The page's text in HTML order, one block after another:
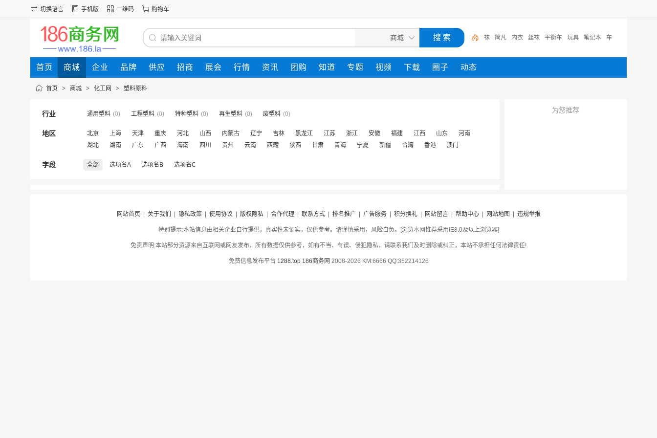
切换语言 手机版 二维码 购物车
袜 简凡 内衣 丝袜 平衡车 玩具 笔记本 车
首页 商城 企业 品牌 供应 招商 展会 行情 资讯 团购 知道 专题 视频 下载 圈子 动态
首页 > 商城 > 化工网 > 塑料原料
行业 通用塑料 (0) 工程塑料 (0) 特种塑料 (0) 再生塑料 (0) 废塑料 (0)
地区 北京 上海 天津 重庆 河北 山西 内蒙古 辽宁 吉林 黑龙江 江苏 浙江 安徽 福建 江西 山东
河南
湖北
湖南 广东 广西 海南 四川 贵州 云南 西藏 陕西 甘肃 青海 宁夏 新疆 台湾 香港 澳门
字段 全部 选项名A 选项名B 选项名C
为您推荐
网站首页 关于我们 隐私政策| 使用协议 版权隐私| 合作代理| 联系方式| 排名推广| 广告服务| 积分换礼| 网站留言| 帮助中心| 网站地图 违规举报
特别提示:本站信息由相关企业自行提供，真实性未证实，仅供参考。请谨慎采用，风险自负。[浏览本网推荐采用IE8.0及以上浏览器]
免责声明:本站部分资源来自互联网或网友发布，所有数据仅供参考，如有不当、有误、侵犯隐私，请联系我们及时删除或纠正，本站不承担任何法律责任!
免费信息发布平台 1288.top 186商务网 2008-2026 KM:6666 QQ:352214126